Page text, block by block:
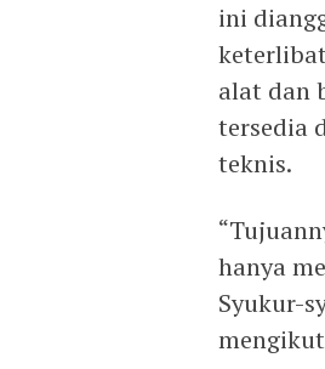
ini
alat dan
tersedia
teknis.
hanya
Syukur-